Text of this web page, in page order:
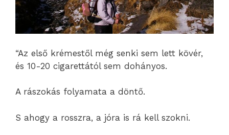
“Az első krémestől még senki sem lett kövér,
és 10-20 cigarettától sem dohányos.
A rászokás folyamata a döntő.
S ahogy a rosszra, a jóra is rá kell szokni.